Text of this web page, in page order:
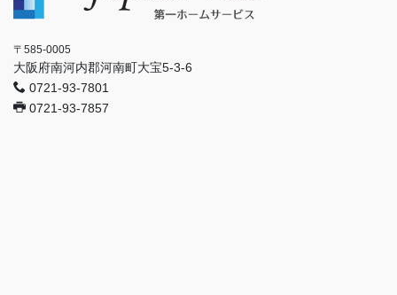
〒585-0005
大阪府南河内郡河南町大宝5-3-6
0721-93-7801
0721-93-7857